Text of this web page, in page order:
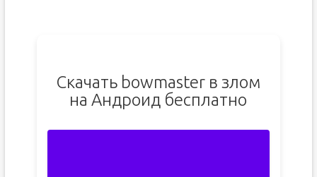
Скачать bowmaster в злом
на Андроид бесплатно